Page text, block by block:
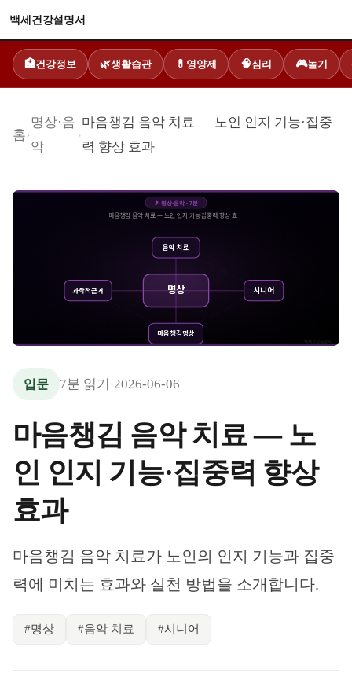
백세건강설명서
🏥 건강정보 🌿생활습관 💊 영양제 🧠심리 🎮놀기
홈›
명상·음
악
›
마음챙김 음악 치료 — 노인 인지 기능·집중
력 향상 효과
🎵 명상·음악 ·7분
마음챙김 음악 치료 — 노인 인지 기능·집중력 향상 효…
음악 치료
시니어
마음챙김명상
과학적근거 명상
백세건강설명서
입문 7분 읽기 ·2026-06-06
마음챙김 음악 치료 — 노
인 인지 기능·집중력 향상
효과
마음챙김 음악 치료가 노인의 인지 기능과 집중
력에 미치는 효과와 실천 방법을 소개합니다.
#명상 #음악 치료 #시니어